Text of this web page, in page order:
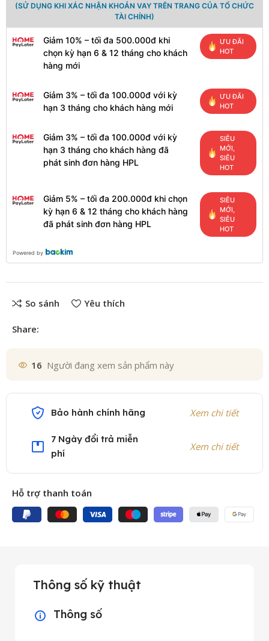
(SỬ DỤNG KHI XÁC NHẬN KHOẢN VAY TRÊN TRANG CỦA TỔ CHỨC
TÀI CHÍNH)
Giảm 10% – tối đa 500.000đ khi
chọn kỳ hạn 6 & 12 tháng cho khách
hàng mới
ƯU ĐÃI
HOT
Giảm 3% – tối đa 100.000đ với kỳ
hạn 3 tháng cho khách hàng mới
ƯU ĐÃI
HOT
Giảm 3% – tối đa 100.000đ với kỳ
hạn 3 tháng cho khách hàng đã
phát sinh đơn hàng HPL
SIÊU
MỚI,
SIÊU
HOT
Giảm 5% – tối đa 200.000đ khi chọn
kỳ hạn 6 & 12 tháng cho khách hàng
đã phát sinh đơn hàng HPL
SIÊU
MỚI,
SIÊU
HOT
Powered by
So sánh Yêu thích
Share:
16 Người đang xem sản phẩm này
Bảo hành chính hãng Xem chi tiết
7 Ngày đổi trả miễn
phí
Xem chi tiết
Hỗ trợ thanh toán
Thông số kỹ thuật
Thông số